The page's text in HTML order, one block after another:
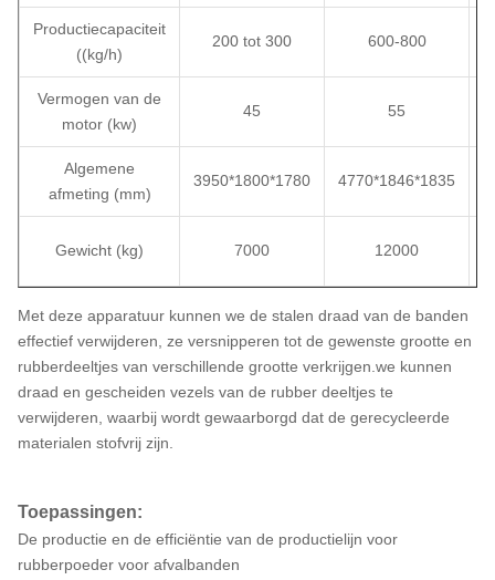
Productiecapaciteit
((kg/h)
200 tot 300 600-800
Vermogen van de
motor (kw)
45 55
Algemene
afmeting (mm)
3950*1800*1780 4770*1846*1835
Gewicht (kg) 7000 12000
Met deze apparatuur kunnen we de stalen draad van de banden
effectief verwijderen, ze versnipperen tot de gewenste grootte en
rubberdeeltjes van verschillende grootte verkrijgen.we kunnen
draad en gescheiden vezels van de rubber deeltjes te
verwijderen, waarbij wordt gewaarborgd dat de gerecycleerde
materialen stofvrij zijn.
Toepassingen:
De productie en de efficiëntie van de productielijn voor
rubberpoeder voor afvalbanden